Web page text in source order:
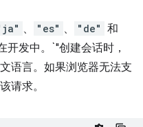
、 "es" 、 "de" 和
开发中。`"创建会话时，
语言。如果浏览器无法支
请求。